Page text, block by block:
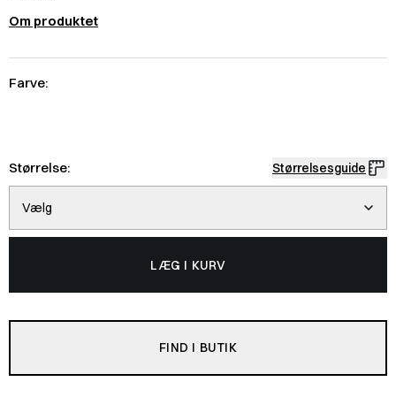
Om produktet
Farve:
Størrelse: Størrelsesguide
Vælg
LÆG I KURV
FIND I BUTIK